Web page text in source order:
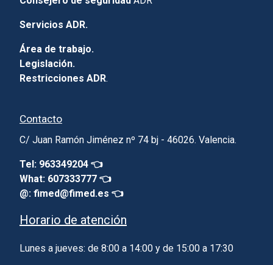
Servicios ADR.
Área de trabajo.
Legislación.
Restricciones ADR.
Contacto
C/ Juan Ramón Jiménez nº 74 bj - 46026. Valencia.
Tel: 963349204 👈
What: 607333777 👈
@: fimed@fimed.es 👈
Horario de atención
Lunes a jueves: de 8:00 a 14:00 y de 15:00 a 17:30